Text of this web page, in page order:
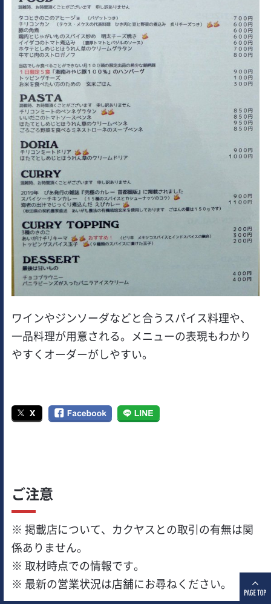
ワインやジンソーダなどと合うスパイス料理や、
一品料理が用意される。メニューの表現もわかり
やすくオーダーがしやすい。
ご注意
※ 掲載店について、カクヤスとの取引の有無は関
係ありません。
※ 取材時点での情報です。
※ 最新の営業状況は店舗にお尋ねください。